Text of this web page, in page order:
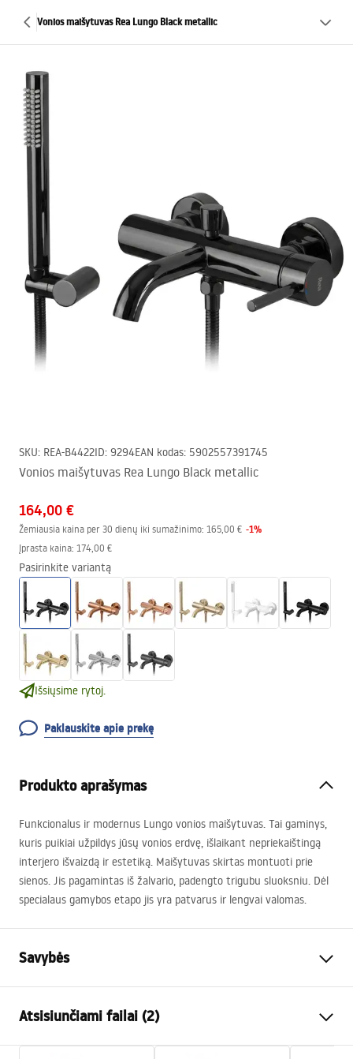
Vonios maišytuvas Rea Lungo Black metallic
SKU: REA-B4422ID: 9294EAN kodas: 5902557391745
Vonios maišytuvas Rea Lungo Black metallic
164,00 €
Žemiausia kaina per 30 dienų iki sumažinimo: 165,00 € -1%
Įprasta kaina: 174,00 €
Pasirinkite variantą
Išsiųsime rytoj.
Paklauskite apie prekę
Produkto aprašymas
Funkcionalus ir modernus Lungo vonios maišytuvas. Tai gaminys,
kuris puikiai užpildys jūsų vonios erdvę, išlaikant nepriekaištingą
interjero išvaizdą ir estetiką. Maišytuvas skirtas montuoti prie
sienos. Jis pagamintas iš žalvario, padengto trigubu sluoksniu. Dėl
specialaus gamybos etapo jis yra patvarus ir lengvai valomas.
Savybės
Montavimo būdas
Spalva
Juoda
Atsisiunčiami failai (2)